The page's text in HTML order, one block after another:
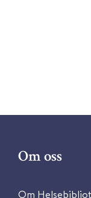
Om oss
Om